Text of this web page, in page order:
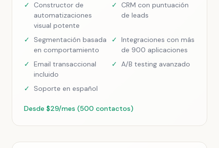
✓
Constructor de
automatizaciones
visual potente
✓
CRM con puntuación
de leads
✓
Segmentación basada
en comportamiento
✓ Integraciones con más
de 900 aplicaciones
✓ Email transaccional
incluido
✓ A/B testing avanzado
✓ Soporte en español
Desde $29/mes (500 contactos)